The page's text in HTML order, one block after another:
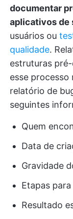
documentar
aplicativos de
usuários ou
qualidade.
estruturas
esse processo
relatório de
seguintes
Quem
Data de
Gravidade
Etapas
Resultado